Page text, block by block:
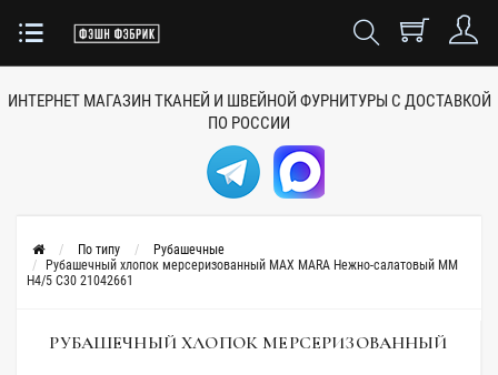
ИНТЕРНЕТ МАГАЗИН ТКАНЕЙ И ШВЕЙНОЙ ФУРНИТУРЫ С ДОСТАВКОЙ
ПО РОССИИ
По типу
Рубашечные
Рубашечный хлопок мерсеризованный MAX MARA Нежно-салатовый MM
H4/5 C30 21042661
РУБАШЕЧНЫЙ ХЛОПОК МЕРСЕРИЗОВАННЫЙ